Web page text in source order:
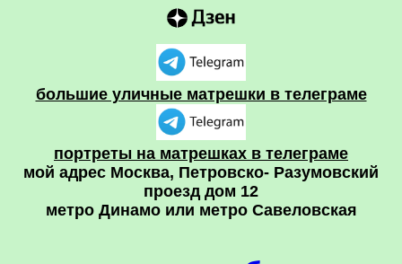
большие уличные матрешки в телеграме
портреты на матрешках в телеграме
мой адрес Москва, Петровско- Разумовский
проезд дом 12
метро Динамо или метро Савеловская